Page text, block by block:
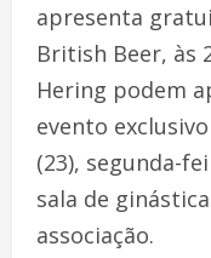
apresenta
British Beer, às
Hering podem
evento
(23), segunda-
sala de
associação.